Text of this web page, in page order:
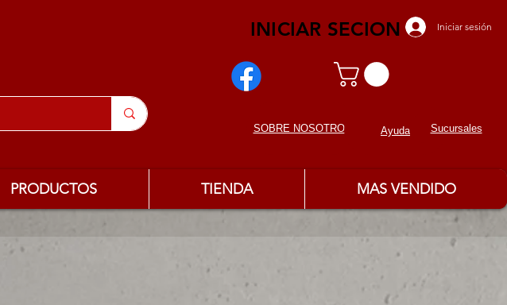
Iniciar sesión
INICIAR SECION
SOBRE NOSOTROS Ayuda Sucursales
PRODUCTOS TIENDA MAS VENDIDO